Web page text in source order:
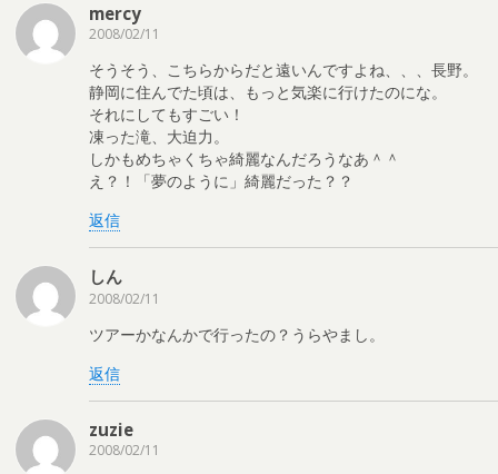
mercy
2008/02/11
そうそう、こちらからだと遠いんですよね、、、長野。
静岡に住んでた頃は、もっと気楽に行けたのにな。
それにしてもすごい！
凍った滝、大迫力。
しかもめちゃくちゃ綺麗なんだろうなあ＾＾
え？！「夢のように」綺麗だった？？
返信
しん
2008/02/11
ツアーかなんかで行ったの？うらやまし。
返信
zuzie
2008/02/11